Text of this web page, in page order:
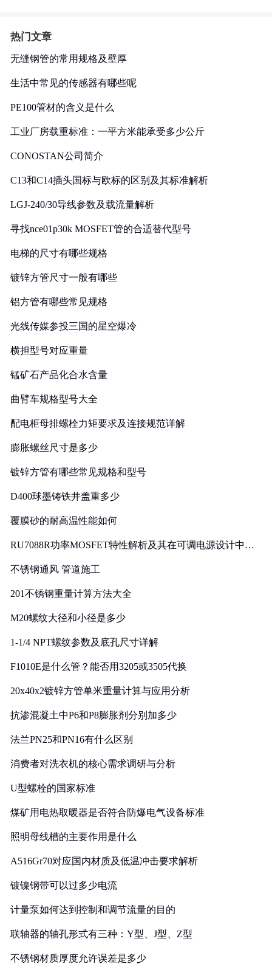
热门文章
无缝钢管的常用规格及壁厚
生活中常见的传感器有哪些呢
PE100管材的含义是什么
工业厂房载重标准：一平方米能承受多少公斤
CONOSTAN公司简介
C13和C14插头国标与欧标的区别及其标准解析
LGJ-240/30导线参数及载流量解析
寻找nce01p30k MOSFET管的合适替代型号
电梯的尺寸有哪些规格
镀锌方管尺寸一般有哪些
铝方管有哪些常见规格
光线传媒参投三国的星空爆冷
横担型号对应重量
锰矿石产品化合水含量
曲臂车规格型号大全
配电柜母排螺栓力矩要求及连接规范详解
膨胀螺丝尺寸是多少
镀锌方管有哪些常见规格和型号
D400球墨铸铁井盖重多少
覆膜砂的耐高温性能如何
RU7088R功率MOSFET特性解析及其在可调电源设计中的
不锈钢通风 管道施工
201不锈钢重量计算方法大全
M20螺纹大径和小径是多少
1-1/4 NPT螺纹参数及底孔尺寸详解
F1010E是什么管？能否用3205或3505代换
20x40x2镀锌方管单米重量计算与应用分析
抗渗混凝土中P6和P8膨胀剂分别加多少
法兰PN25和PN16有什么区别
消费者对洗衣机的核心需求调研与分析
U型螺栓的国家标准
煤矿用电热取暖器是否符合防爆电气设备标准
照明母线槽的主要作用是什么
A516Gr70对应国内材质及低温冲击要求解析
镀镍钢带可以过多少电流
计量泵如何达到控制和调节流量的目的
联轴器的轴孔形式有三种：Y型、J型、Z型
不锈钢材质厚度允许误差是多少